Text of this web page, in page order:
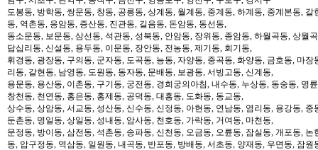
도봉동, 방학동, 쌍문동, 창동, 공릉동, 상계동, 월계동, 중계동, 하계동, 중계본동,
동, 역촌동, 응암동, 증산동, 진관동, 길음동, 돈암동, 동선동,
동소문동, 보문동, 삼선동, 석관동, 성북동, 안암동, 장위동, 종암동, 하월곡동, 상월
답십리동, 신설동, 용두동, 이문동, 장안동, 전농동, 제기동, 회기동,
휘경동, 광장동, 구의동, 군자동, 도곡동, 능동, 자양동, 중곡동, 화양동, 금호동, 마
리동, 갈현동, 남영동, 도원동, 동자동, 문배동, 보광동, 서빙고동, 신계동,
용문동, 용산동, 이촌동, 구기동, 궁전동, 경희궁의아침, 내수동, 누상동, 동숭동, 명
창천동, 천연동, 홍은동, 홍제동, 공덕동, 대흥동, 도화동, 동교동,
상수동, 상암동, 서교동, 성산동, 신수동, 신정동, 아현동, 연남동, 염리동, 용강동,
둔촌동, 명일동, 상일동, 성내동, 암사동, 천호동, 가락동, 거여동, 마천동,
문정동, 방이동, 삼전동, 석촌동, 송파동, 신천동, 오금동, 오륜동, 잠실동, 개포동,
동, 압구정동, 역삼동, 일원동, 내곡동, 반포동, 방배동, 서초동, 양재동, 우면동, 잠원